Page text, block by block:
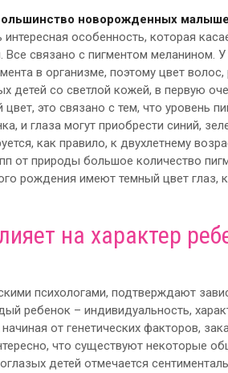
новорожденных
интересная особенность, которая
связано с пигментом меланином.
в организме, поэтому цвет
детей со светлой кожей, в первую
это связано с тем, что уровень
и глаза могут приобрести синий,
как правило, к двухлетнему
от природы большое количество
рождения имеют темный цвет глаз,
на характер
психологами, подтверждают
ребенок – индивидуальность,
от генетических факторов,
что существуют некоторые
детей отмечается